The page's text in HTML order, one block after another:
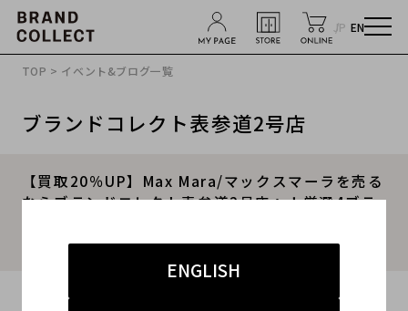
JP EN
ENGLISH
TOP > イベント&ブログ一覧
ブランドコレクト表参道2号店
【買取20％UP】Max Mara/マックスマーラを売る
ならブランドコレクト表参道2号店へ！厳選4ブラ
最大のチャンス！
2025.10.31